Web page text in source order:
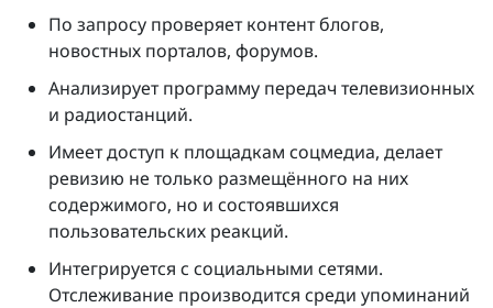
По запросу проверяет контент блогов,
новостных порталов, форумов.
Анализирует программу передач телевизионных
и радиостанций.
Имеет доступ к площадкам соцмедиа, делает
ревизию не только размещённого на них
содержимого, но и состоявшихся
пользовательских реакций.
Интегрируется с социальными сетями.
Отслеживание производится среди упоминаний